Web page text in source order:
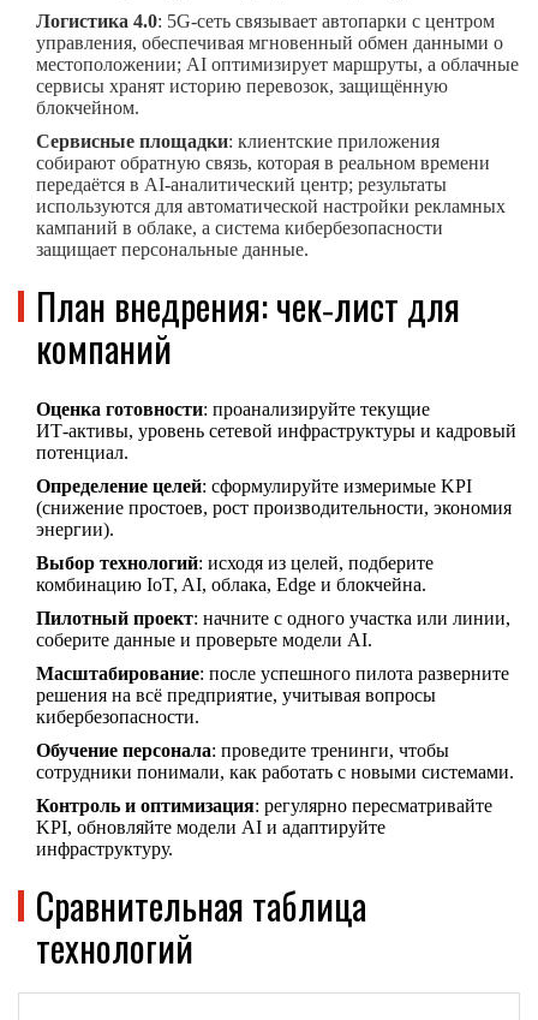
Логистика 4.0: 5G‑сеть связывает автопарки с центром
управления, обеспечивая мгновенный обмен данными о
местоположении; AI оптимизирует маршруты, а облачные
сервисы хранят историю перевозок, защищённую
блокчейном.
Сервисные площадки: клиентские приложения
собирают обратную связь, которая в реальном времени
передаётся в AI‑аналитический центр; результаты
используются для автоматической настройки рекламных
кампаний в облаке, а система кибербезопасности
защищает персональные данные.
План внедрения: чек‑лист для
компаний
Оценка готовности: проанализируйте текущие
ИТ‑активы, уровень сетевой инфраструктуры и кадровый
потенциал.
Определение целей: сформулируйте измеримые KPI
(снижение простоев, рост производительности, экономия
энергии).
Выбор технологий: исходя из целей, подберите
комбинацию IoT, AI, облака, Edge и блокчейна.
Пилотный проект: начните с одного участка или линии,
соберите данные и проверьте модели AI.
Масштабирование: после успешного пилота разверните
решения на всё предприятие, учитывая вопросы
кибербезопасности.
Обучение персонала: проведите тренинги, чтобы
сотрудники понимали, как работать с новыми системами.
Контроль и оптимизация: регулярно пересматривайте
KPI, обновляйте модели AI и адаптируйте
инфраструктуру.
Сравнительная таблица
технологий